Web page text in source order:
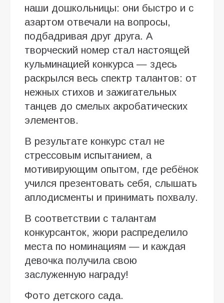
наши дошкольницы: они быстро и с
азартом отвечали на вопросы,
подбадривая друг друга. А
творческий номер стал настоящей
кульминацией конкурса — здесь
раскрылся весь спектр талантов: от
нежных стихов и зажигательных
танцев до смелых акробатических
элементов.
В результате конкурс стал не
стрессовым испытанием, а
мотивирующим опытом, где ребёнок
учился презентовать себя, слышать
аплодисменты и принимать похвалу.
В соответствии с талантам
конкурсанток, жюри распределило
места по номинациям — и каждая
девочка получила свою
заслуженную награду!
Фото детского сада.